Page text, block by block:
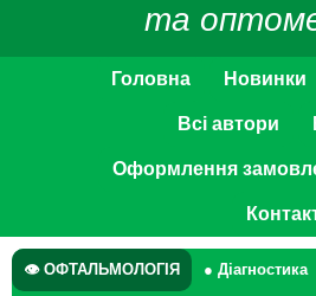
та
Головна Новинки
Всі автори
Оформлення
👁 ОФТАЛЬМОЛОГІЯ ● Діагностика